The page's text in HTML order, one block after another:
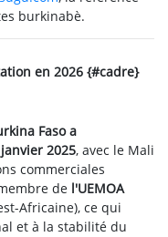
burkinabè.
en 2026 {#cadre}
Faso a
2025, avec le Mali
commerciales
de l'UEMOA
Africaine), ce qui
et à la stabilité du